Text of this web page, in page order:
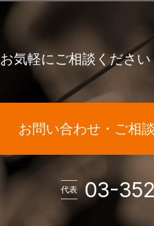
お気軽にご相談ください
お問い合わせ・ご相
代表 03-